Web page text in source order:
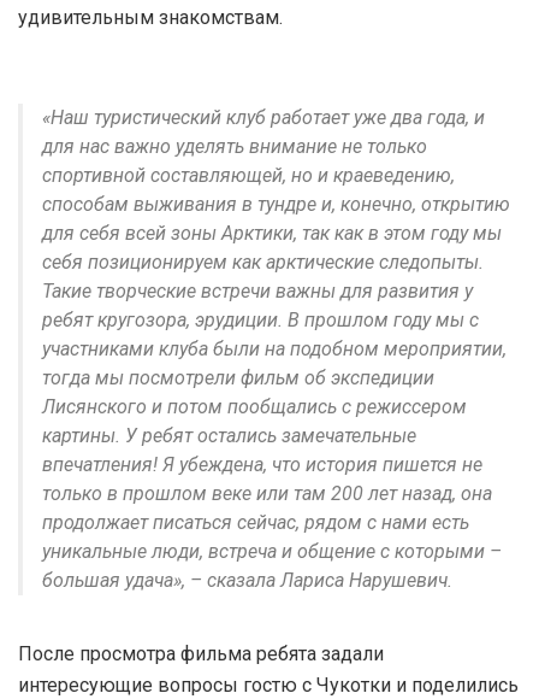
удивительным знакомствам.
«Наш туристический клуб работает уже два года, и
для нас важно уделять внимание не только
спортивной составляющей, но и краеведению,
способам выживания в тундре и, конечно, открытию
для себя всей зоны Арктики, так как в этом году мы
себя позиционируем как арктические следопыты.
Такие творческие встречи важны для развития у
ребят кругозора, эрудиции. В прошлом году мы с
участниками клуба были на подобном мероприятии,
тогда мы посмотрели фильм об экспедиции
Лисянского и потом пообщались с режиссером
картины. У ребят остались замечательные
впечатления! Я убеждена, что история пишется не
только в прошлом веке или там 200 лет назад, она
продолжает писаться сейчас, рядом с нами есть
уникальные люди, встреча и общение с которыми –
большая удача», – сказала Лариса Нарушевич.
После просмотра фильма ребята задали
интересующие вопросы гостю с Чукотки и поделились